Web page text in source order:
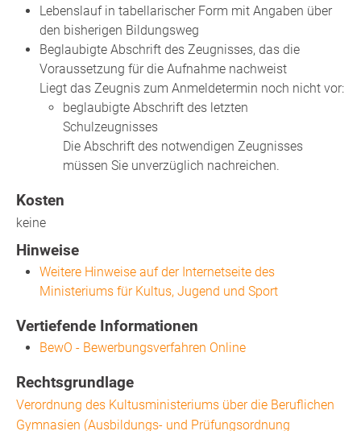
Lebenslauf in tabellarischer Form mit Angaben über
den bisherigen Bildungsweg
Beglaubigte Abschrift des Zeugnisses, das die
Voraussetzung für die Aufnahme nachweist
Liegt das Zeugnis zum Anmeldetermin noch nicht vor:
beglaubigte Abschrift des letzten
Schulzeugnisses
Die Abschrift des notwendigen Zeugnisses
müssen Sie unverzüglich nachreichen.
Kosten
keine
Hinweise
Weitere Hinweise auf der Internetseite des
Ministeriums für Kultus, Jugend und Sport
Vertiefende Informationen
BewO - Bewerbungsverfahren Online
Rechtsgrundlage
Verordnung des Kultusministeriums über die Beruflichen
Gymnasien (Ausbildungs- und Prüfungsordnung